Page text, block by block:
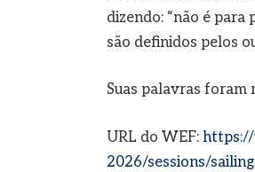
dizendo: “não é para
são definidos pelos
Suas palavras foram
URL do WEF:
2026/sessions/